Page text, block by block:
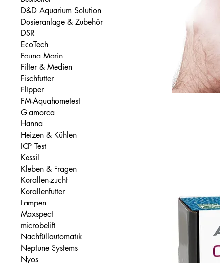
D&D Aquarium Solution
Dosieranlage & Zubehör
DSR
EcoTech
Fauna Marin
Filter & Medien
Fischfutter
Flipper
FM-Aquahometest
Glamorca
Hanna
Heizen & Kühlen
ICP Test
Kessil
Kleben & Fragen
Korallen-zucht
Korallenfutter
Lampen
Maxspect
microbelift
Nachfüllautomatik
Neptune Systems
Nyos